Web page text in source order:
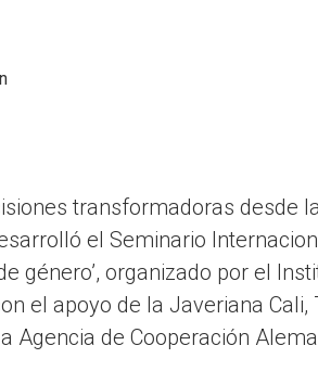
transformadoras desde
el Seminario
género’, organizado por el
el apoyo de la Javeriana
Agencia de Cooperación